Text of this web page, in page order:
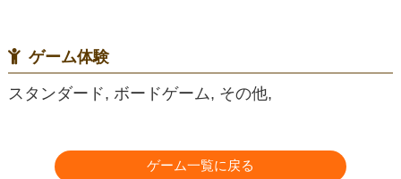
ゲーム体験
スタンダード, ボードゲーム, その他,
ゲーム一覧に戻る